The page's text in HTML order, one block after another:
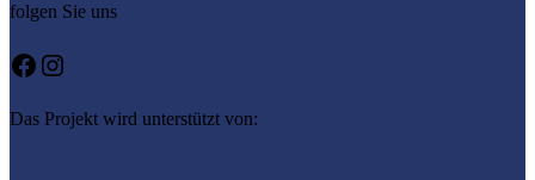
folgen Sie uns
Facebook
Instagram
Das Projekt wird unterstützt von: